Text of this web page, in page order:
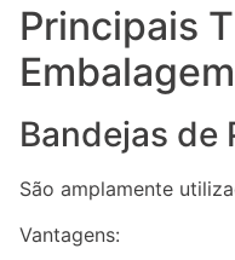
Principais
Bandejas de
São amplamente
Vantagens: